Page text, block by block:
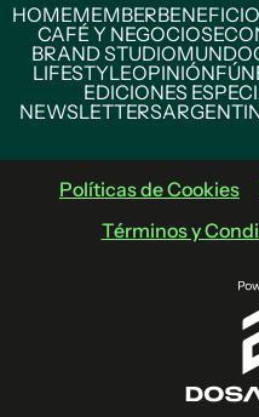
HOMEMEMBER
CAFÉ Y NEGOCIOS
BRAND STUDIOMUNDO
LIFESTYLEOPINIÓN
EDICIONES
NEWSLETTERS
Políticas de Cookies
Términos y